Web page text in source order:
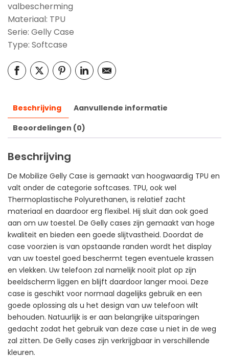
valbescherming
Materiaal: TPU
Serie: Gelly Case
Type: Softcase
Beschrijving
Aanvullende informatie
Beoordelingen (0)
Beschrijving
De Mobilize Gelly Case is gemaakt van hoogwaardig TPU en
valt onder de categorie softcases. TPU, ook wel
Thermoplastische Polyurethanen, is relatief zacht
materiaal en daardoor erg flexibel. Hij sluit dan ook goed
aan om uw toestel. De Gelly cases zijn gemaakt van hoge
kwaliteit en bieden een goede slijtvastheid. Doordat de
case voorzien is van opstaande randen wordt het display
van uw toestel goed beschermt tegen eventuele krassen
en vlekken. Uw telefoon zal namelijk nooit plat op zijn
beeldscherm liggen en blijft daardoor langer mooi. Deze
case is geschikt voor normaal dagelijks gebruik en een
goede oplossing als u het design van uw telefoon wilt
behouden. Natuurlijk is er aan belangrijke uitsparingen
gedacht zodat het gebruik van deze case u niet in de weg
zal zitten. De Gelly cases zijn verkrijgbaar in verschillende
kleuren.